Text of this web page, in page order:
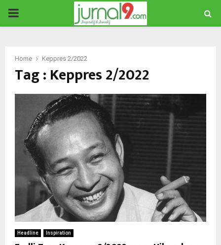
PRIMARY
Home Keppres 2/2022
Tag : Keppres 2/2022
Headline Inspiration